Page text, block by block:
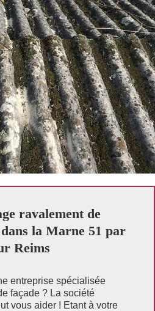
ravalement de
la Marne 51 par
Reims
entreprise spécialisée
façade ? La société
vous aider ! Etant à votre